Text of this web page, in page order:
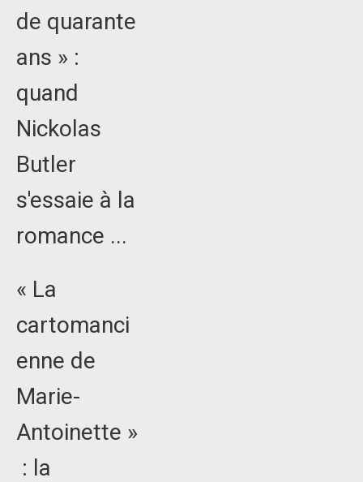
de quarante
ans » :
quand
Nickolas
Butler
s'essaie à la
romance ...
« La
cartomanci
enne de
Marie-
Antoinette »
: la